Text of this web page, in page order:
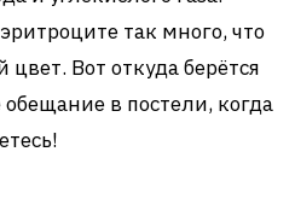
так много, что
Вот откуда берётся
в постели, когда